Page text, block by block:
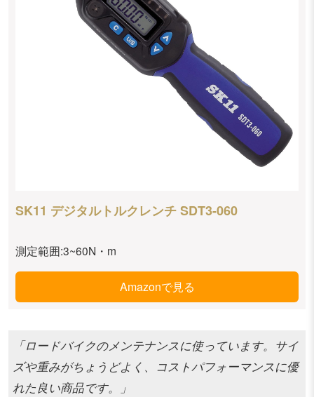
SK11 デジタルトルクレンチ SDT3-060
測定範囲:3~60N・m
Amazonで見る
「ロードバイクのメンテナンスに使っています。サイ
ズや重みがちょうどよく、コストパフォーマンスに優
れた良い商品です。」